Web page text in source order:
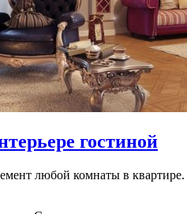
гостиной
любой комнаты в квартире.